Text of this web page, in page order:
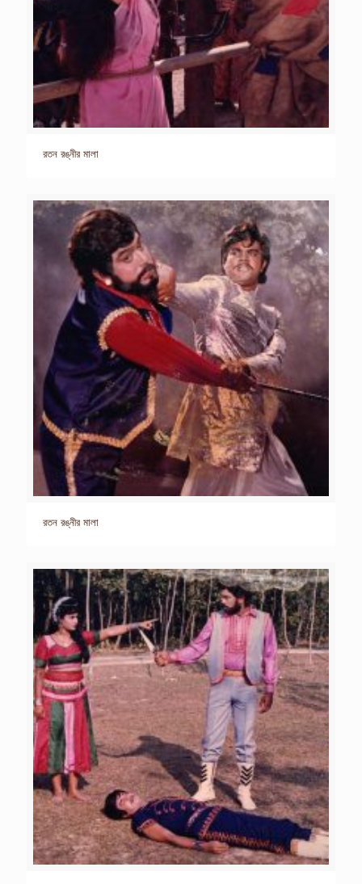
রতন রঙ্নীর মালা
রতন রঙ্নীর মালা